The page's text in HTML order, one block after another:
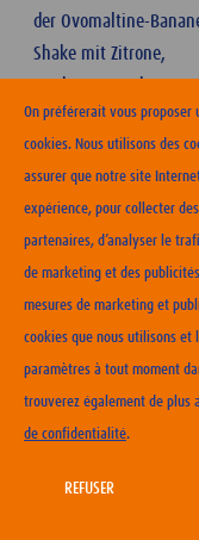
der Ovomaltine-
Shake mit Zitrone,
ERHÄLTLICHKEIT
KONTAKT
CARRIERA
On préférerait vous proposer
cookies. Nous utilisons des
assurer que notre site
expérience, pour collecter
partenaires, d’analyser le
de marketing et des
mesures de marketing et
cookies que nous utilisons et
paramètres à tout moment
trouverez également de plus
de confidentialité.
REFUSER